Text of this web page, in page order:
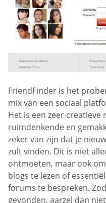
FriendFinder is het
mix van een sociaal
Het is een zeer
ruimdenkende en
zeker van zijn dat je
zult vinden. Dit is niet
ontmoeten, maar ook
blogs te lezen of
forums te bespreken.
gevonden, aarzel dan